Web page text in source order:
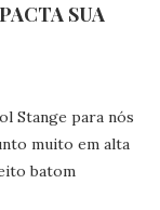
SUA
Stange para nós
muito em alta
batom